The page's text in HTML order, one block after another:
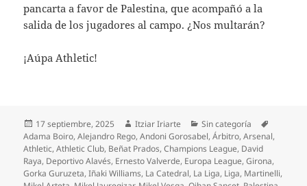
pancarta a favor de Palestina, que acompañó a la
salida de los jugadores al campo. ¿Nos multarán?
¡Aúpa Athletic!
Publicado
el
17 septiembre, 2025 Autor
Itziar Iriarte Categorías
Sin categoría
Adama Boiro,Alejandro Rego,Andoni Gorosabel,Árbitro,Arsenal,
Athletic,Athletic Club, Beñat Prados,Champions League, David
Raya, Deportivo Alavés, Ernesto Valverde, Europa League,Girona,
Gorka Guruzeta,Iñaki Williams, La Catedral, La Liga, Liga, Martinelli,